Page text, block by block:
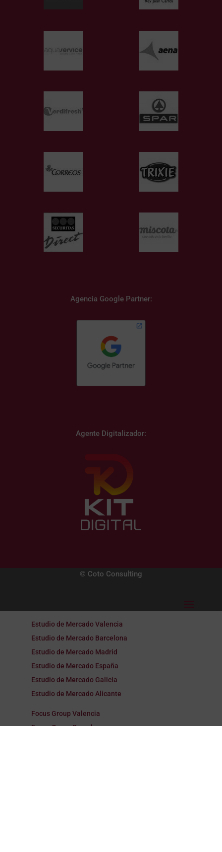
Agencia Google Partner:
Agente Digitalizador:
© Coto Consulting
Estudio de Mercado Valencia
Estudio de Mercado Barcelona
Estudio de Mercado Madrid
Estudio de Mercado España
Estudio de Mercado Galicia
Estudio de Mercado Alicante
Focus Group Valencia
Focus Group Barcelona